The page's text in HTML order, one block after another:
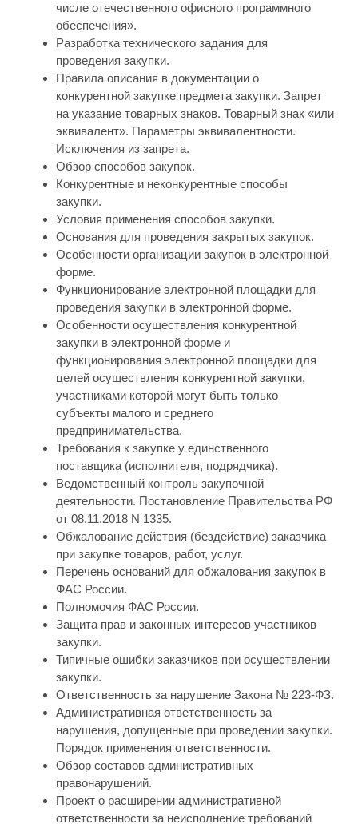
числе отечественного офисного программного
обеспечения».
Разработка технического задания для
проведения закупки.
Правила описания в документации о
конкурентной закупке предмета закупки. Запрет
на указание товарных знаков. Товарный знак «или
эквивалент». Параметры эквивалентности.
Исключения из запрета.
Обзор способов закупок.
Конкурентные и неконкурентные способы
закупки.
Условия применения способов закупки.
Основания для проведения закрытых закупок.
Особенности организации закупок в электронной
форме.
Функционирование электронной площадки для
проведения закупки в электронной форме.
Особенности осуществления конкурентной
закупки в электронной форме и
функционирования электронной площадки для
целей осуществления конкурентной закупки,
участниками которой могут быть только
субъекты малого и среднего
предпринимательства.
Требования к закупке у единственного
поставщика (исполнителя, подрядчика).
Ведомственный контроль закупочной
деятельности. Постановление Правительства РФ
от 08.11.2018 N 1335.
Обжалование действия (бездействие) заказчика
при закупке товаров, работ, услуг.
Перечень оснований для обжалования закупок в
ФАС России.
Полномочия ФАС России.
Защита прав и законных интересов участников
закупки.
Типичные ошибки заказчиков при осуществлении
закупки.
Ответственность за нарушение Закона № 223-ФЗ.
Административная ответственность за
нарушения, допущенные при проведении закупки.
Порядок применения ответственности.
Обзор составов административных
правонарушений.
Проект о расширении административной
ответственности за неисполнение требований